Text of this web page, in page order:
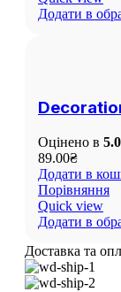
Додати в
Оцінено в
89.00₴
Додати в
Порівняння
Quick view
Додати в
Доставка та